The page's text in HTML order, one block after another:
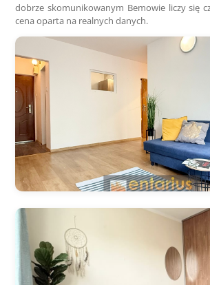
dobrze skomunikowanym Bemowie liczy się
cena oparta na realnych danych.